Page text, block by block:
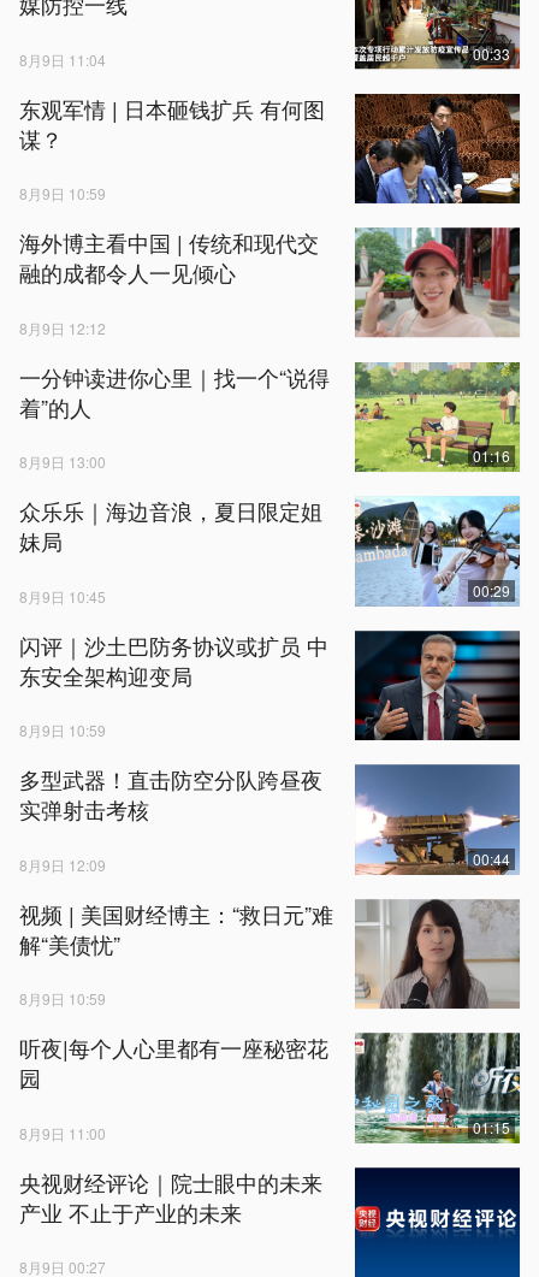
8月9日 11:04 00:33
东观军情 | 日本砸钱扩兵 有何图
谋？
8月9日 10:59
海外博主看中国 | 传统和现代交
融的成都令人一见倾心
8月9日 12:12
一分钟读进你心里｜找一个“说得
着”的人
8月9日 13:00 01:16
众乐乐｜海边音浪，夏日限定姐
妹局
8月9日 10:45 00:29
闪评｜沙土巴防务协议或扩员 中
东安全架构迎变局
8月9日 10:59
多型武器！直击防空分队跨昼夜
实弹射击考核
8月9日 12:09 00:44
视频 | 美国财经博主：“救日元”难
解“美债忧”
8月9日 10:59
听夜|每个人心里都有一座秘密花
园
8月9日 11:00 01:15
央视财经评论｜院士眼中的未来
产业 不止于产业的未来
8月9日 00:27